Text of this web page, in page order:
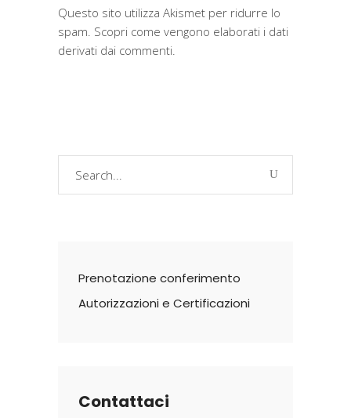
Questo sito utilizza Akismet per ridurre lo
spam. Scopri come vengono elaborati i dati
derivati dai commenti.
Prenotazione conferimento
Autorizzazioni e Certificazioni
Contattaci